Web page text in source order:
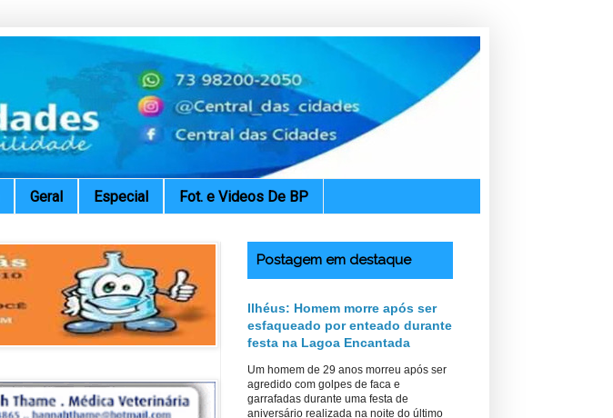
Geral Especial Fot. e Videos De BP
Postagem em destaque
Ilhéus: Homem morre após ser
esfaqueado por enteado durante
festa na Lagoa Encantada
Um homem de 29 anos morreu após ser
agredido com golpes de faca e
garrafadas durante uma festa de
aniversário realizada na noite do último